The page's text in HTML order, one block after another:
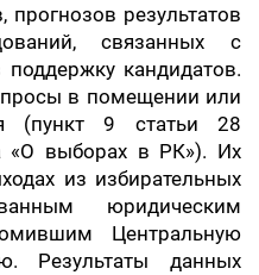
результатов
связанных с
кандидатов.
в помещении или
(пункт 9 статьи 28
«О выборах в РК»). Их
из избирательных
юридическим
Центральную
Результаты данных